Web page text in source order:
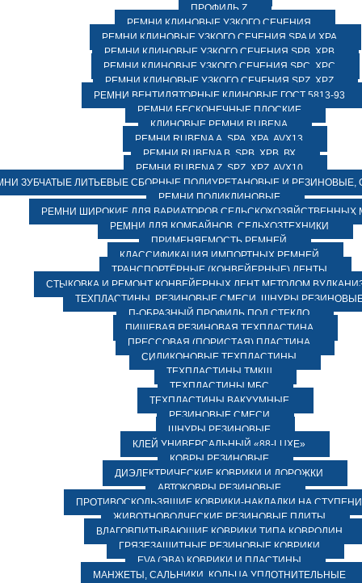
ПРОФИЛЬ Z
РЕМНИ КЛИНОВЫЕ УЗКОГО СЕЧЕНИЯ
РЕМНИ КЛИНОВЫЕ УЗКОГО СЕЧЕНИЯ SPA И XPA
РЕМНИ КЛИНОВЫЕ УЗКОГО СЕЧЕНИЯ SPB, XPB
РЕМНИ КЛИНОВЫЕ УЗКОГО СЕЧЕНИЯ SPC, XPC
РЕМНИ КЛИНОВЫЕ УЗКОГО СЕЧЕНИЯ SPZ, XPZ
РЕМНИ ВЕНТИЛЯТОРНЫЕ КЛИНОВЫЕ ГОСТ 5813-93
РЕМНИ БЕСКОНЕЧНЫЕ ПЛОСКИЕ
КЛИНОВЫЕ РЕМНИ RUBENA
РЕМНИ RUBENA А, SPA, XPA, AVX13
РЕМНИ RUBENA В, SPВ, ХPВ, ВХ
РЕМНИ RUBENA Z, SPZ, XPZ, AVX10
ЗУБЧАТЫЕ ЛИТЬЕВЫЕ СБОРНЫЕ ПОЛИУРЕТАНОВЫЕ И РЕЗИНОВЫЕ,
РЕМНИ ПОЛИКЛИНОВЫЕ
РЕМНИ ШИРОКИЕ ДЛЯ ВАРИАТОРОВ СЕЛЬСКОХОЗЯЙСТВЕННЫХ
РЕМНИ ДЛЯ КОМБАЙНОВ, СЕЛЬХОЗТЕХНИКИ
ПРИМЕНЯЕМОСТЬ РЕМНЕЙ
КЛАССИФИКАЦИЯ ИМПОРТНЫХ РЕМНЕЙ
ТРАНСПОРТЁРНЫЕ (КОНВЕЙЕРНЫЕ) ЛЕНТЫ
СТЫКОВКА И РЕМОНТ КОНВЕЙЕРНЫХ ЛЕНТ МЕТОДОМ
ТЕХПЛАСТИНЫ, РЕЗИНОВЫЕ СМЕСИ, ШНУРЫ
П-ОБРАЗНЫЙ ПРОФИЛЬ ПОД СТЕКЛО
ПИЩЕВАЯ РЕЗИНОВАЯ ТЕХПЛАСТИНА
ПРЕССОВАЯ (ПОРИСТАЯ) ПЛАСТИНА
СИЛИКОНОВЫЕ ТЕХПЛАСТИНЫ
ТЕХПЛАСТИНЫ ТМКЩ
ТЕХПЛАСТИНЫ МБС
ТЕХПЛАСТИНЫ ВАКУУМНЫЕ
РЕЗИНОВЫЕ СМЕСИ
ШНУРЫ РЕЗИНОВЫЕ
КЛЕЙ УНИВЕРСАЛЬНЫЙ «88-LUXE»
КОВРЫ РЕЗИНОВЫЕ
ДИЭЛЕКТРИЧЕСКИЕ КОВРИКИ И ДОРОЖКИ
АВТОКОВРЫ РЕЗИНОВЫЕ
ПРОТИВОСКОЛЬЗЯЩИЕ КОВРИКИ-НАКЛАДКИ НА СТУПЕНИ
ЖИВОТНОВОДЧЕСКИЕ РЕЗИНОВЫЕ ПЛИТЫ
ВЛАГОВПИТЫВАЮЩИЕ КОВРИКИ ТИПА КОВРОЛИН
ГРЯЗЕЗАЩИТНЫЕ РЕЗИНОВЫЕ КОВРИКИ
EVA (ЭВА) КОВРИКИ И ПЛАСТИНЫ
МАНЖЕТЫ, САЛЬНИКИ, КОЛЬЦА УПЛОТНИТЕЛЬНЫЕ